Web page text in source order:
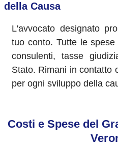
della Causa
L'avvocato designato
tuo conto. Tutte le
consulenti, tasse
Stato. Rimani in contatto
per ogni sviluppo della
Costi e Spese del